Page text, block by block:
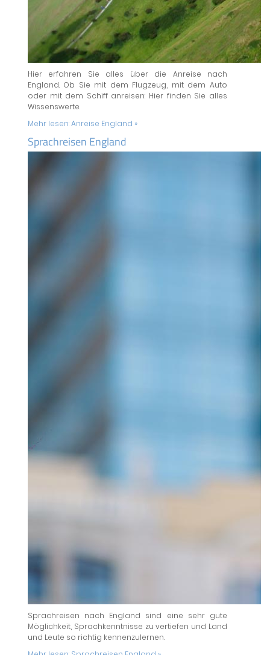
Hier erfahren Sie alles über die Anreise nach
England. Ob Sie mit dem Flugzeug, mit dem Auto
oder mit dem Schiff anreisen: Hier finden Sie alles
Wissenswerte.
Mehr lesen:Anreise England »
Sprachreisen England
Sprachreisen nach England sind eine sehr gute
Möglichkeit, Sprachkenntnisse zu vertiefen und Land
und Leute so richtig kennenzulernen.